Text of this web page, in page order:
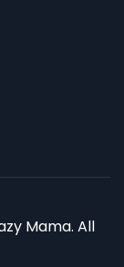
Mama. All